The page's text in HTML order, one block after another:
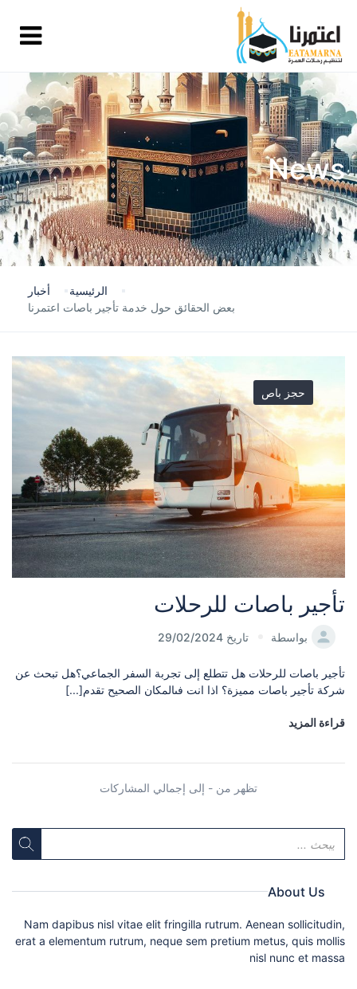
News
الرئيسية
أخبار
بعض الحقائق حول خدمة تأجير باصات اعتمرنا
حجز باص
تأجير باصات للرحلات
بواسطة تاريخ 29/02/2024
تأجير باصات للرحلات هل تتطلع إلى تجربة السفر الجماعي؟هل تبحث عن
شركة تأجير باصات مميزة؟ اذا انت فىالمكان الصحيح تقدم[...]
قراءة المزيد
تظهر من - إلى إجمالي المشاركات
About Us
Nam dapibus nisl vitae elit fringilla rutrum. Aenean sollicitudin,
erat a elementum rutrum, neque sem pretium metus, quis mollis
nisl nunc et massa